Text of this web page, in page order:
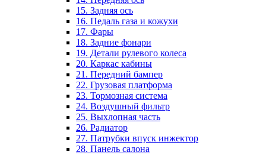
15. Задняя ось
16. Педаль газа и кожухи
17. Фары
18. Задние фонари
19. Детали рулевого колеса
20. Каркас кабины
21. Передний бампер
22. Грузовая платформа
23. Тормозная система
24. Воздушный фильтр
25. Выхлопная часть
26. Радиатор
27. Патрубки впуск инжектор
28. Панель салона